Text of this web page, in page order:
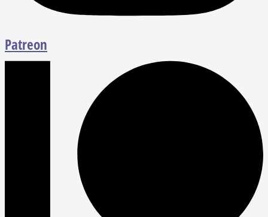
Patreon